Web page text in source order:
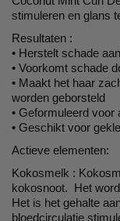
stimuleren en glans
Resultaten :
• Herstelt schade
• Voorkomt schade
• Maakt het haar
worden geborsteld
• Geformuleerd voor
• Geschikt voor
Actieve elementen:
Kokosmelk :
kokosnoot. Het
Het is het gehalte
bloedcirculatie